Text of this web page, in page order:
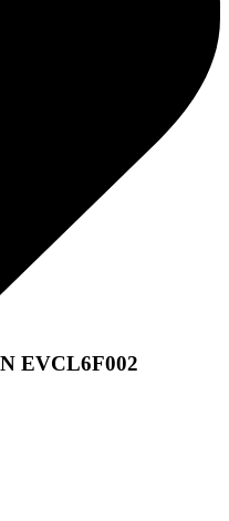
EVCL6F002